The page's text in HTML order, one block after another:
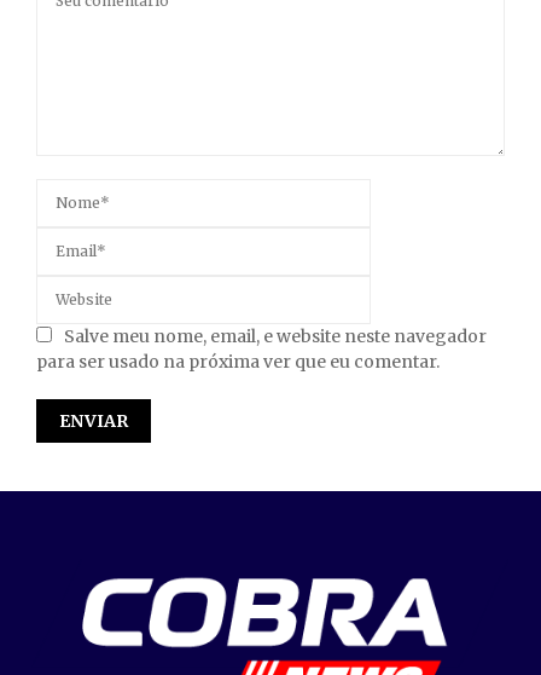
Salve meu nome, email, e website neste navegador
para ser usado na próxima ver que eu comentar.